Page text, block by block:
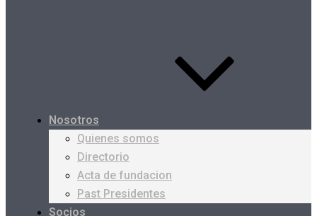
Nosotros
Quienes somos
Directorio
Acta de fundacion
Past Presidentes
Socios